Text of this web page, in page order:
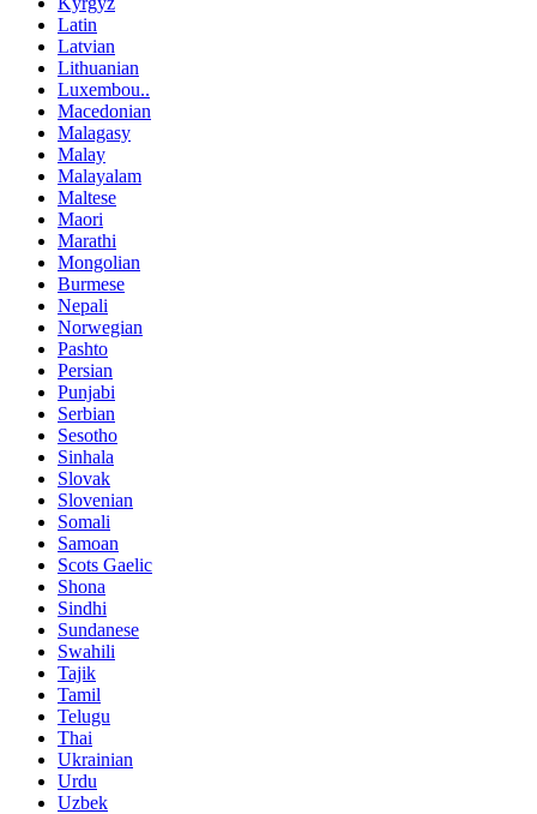
Latin
Latvian
Lithuanian
Luxembou..
Macedonian
Malagasy
Malay
Malayalam
Maltese
Maori
Marathi
Mongolian
Burmese
Nepali
Norwegian
Pashto
Persian
Punjabi
Serbian
Sesotho
Sinhala
Slovak
Slovenian
Somali
Samoan
Scots Gaelic
Shona
Sindhi
Sundanese
Swahili
Tajik
Tamil
Telugu
Thai
Ukrainian
Urdu
Uzbek